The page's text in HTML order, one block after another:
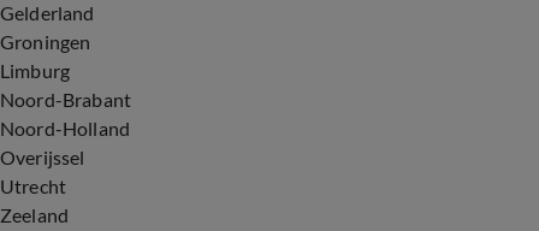
Gelderland
Groningen
Limburg
Noord-Brabant
Noord-Holland
Overijssel
Utrecht
Zeeland